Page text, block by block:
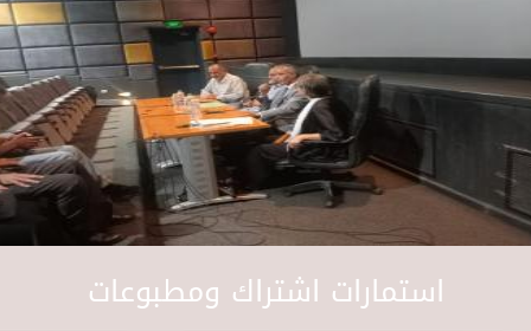
استمارات اشتراك ومطبوعات